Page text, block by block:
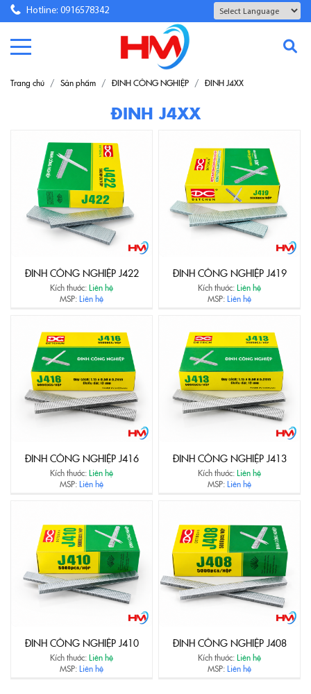
Hotline: 0916578342
Trang chủ Sản phẩm ĐINH CÔNG NGHIỆP ĐINH J4XX
ĐINH J4XX
ĐINH CÔNG NGHIỆP J422
Kích thước:Liên hệ
MSP:Liên hệ
ĐINH CÔNG NGHIỆP J419
Kích thước:Liên hệ
MSP:Liên hệ
ĐINH CÔNG NGHIỆP J416
Kích thước:Liên hệ
MSP:Liên hệ
ĐINH CÔNG NGHIỆP J413
Kích thước:Liên hệ
MSP:Liên hệ
ĐINH CÔNG NGHIỆP J410
Kích thước:Liên hệ
MSP:Liên hệ
ĐINH CÔNG NGHIỆP J408
Kích thước:Liên hệ
MSP:Liên hệ